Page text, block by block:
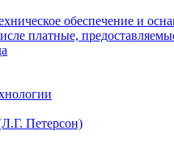
обеспечение и
платные,
Петерсон)